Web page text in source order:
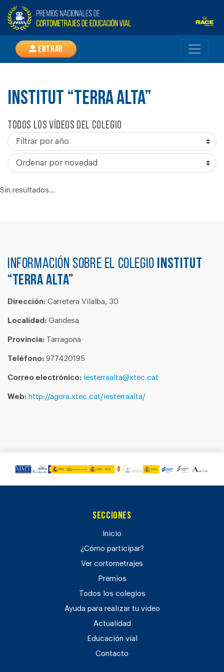
Entrar
INSTITUT “TERRA ALTA”
Todos los vídeos del colegio
Sin resultados...
Información sobre el colegio INSTITUT
“TERRA ALTA”
Dirección: Carretera Vilalba, 30
Localidad: Gandesa
Provincia: Tarragona
Teléfono: 977420195
Correo electrónico: iesterraalta@xtec.cat
Web: http://agora.xtec.cat/iesterraalta/
Secciones
Inicio
¿Cómo participar?
Ver cortometrajes
Premios
Todos los colegios
Ayuda para realizar tu vídeo
Actualidad
Educación vial
Contacto